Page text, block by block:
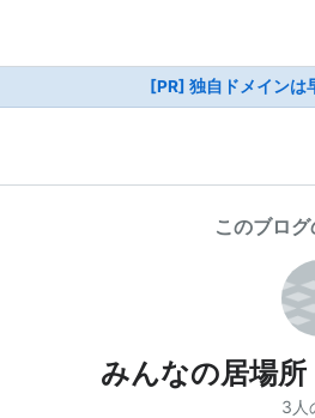
[PR] 独自ドメインは
このブロ
みんなの居場
3人